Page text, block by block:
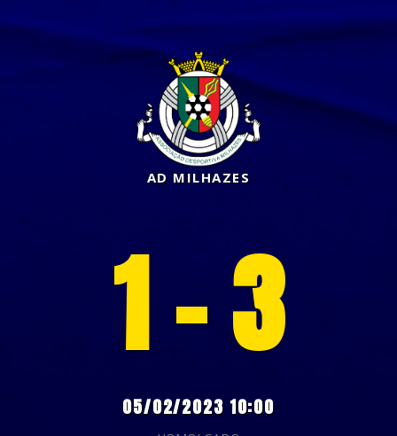
AD MILHAZES
1 - 3
05/02/2023 10:00